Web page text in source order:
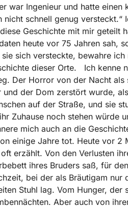
war Ingenieur und hatte einen
nicht schnell genug versteckt.“
Geschichte mit mir geteilt
heute vor 75 Jahren sah,
sich versteckte, bewahre
dieser Orte. Ich kenne
Der Horror von der Nacht
und der Dom zerstört wurde,
auf der Straße, und sie
Zuhause noch stehen würde
mich auch an die
einige Jahre tot. Heute vor 2
erzählt. Von den Verlusten
ihres Bruders saß, für
bei der als Bräutigam nur
Stuhl lag. Vom Hunger, der
Aber auch von